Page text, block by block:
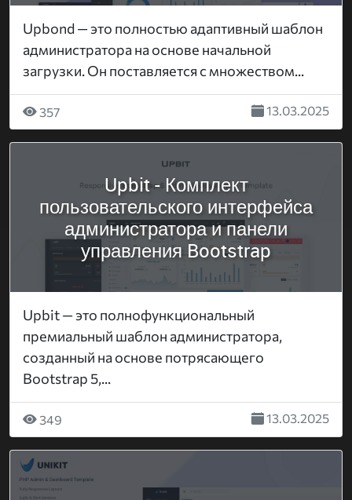
Upbond — это полностью адаптивный шаблон
администратора на основе начальной
загрузки. Он поставляется с множеством...
357 13.03.2025
Upbit - Комплект
пользовательского интерфейса
администратора и панели
управления Bootstrap
Upbit — это полнофункциональный
премиальный шаблон администратора,
созданный на основе потрясающего
Bootstrap 5,...
349 13.03.2025